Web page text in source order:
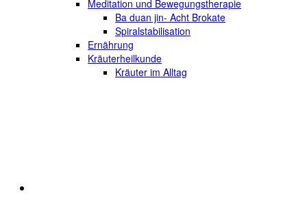
Meditation und Bewegungstherapie
Ba duan jin- Acht Brokate
Spiralstabilisation
Ernährung
Kräuterheilkunde
Kräuter im Alltag